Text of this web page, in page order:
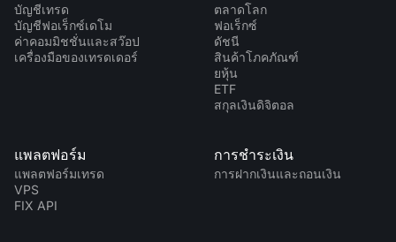
บัญชีเทรด
บัญชีฟอเร็กซ์เดโม
ค่าคอมมิชชั่นและสว๊อป
เครื่องมือของเทรดเดอร์
ตลาดโลก
ฟอเร็กซ์
ดัชนี
สินค้าโภคภัณฑ์
ยหุ้น
ETF
สกุลเงินดิจิตอล
แพลตฟอร์ม
แพลตฟอร์มเทรด
VPS
FIX API
การชำระเงิน
การฝากเงินและถอนเงิน